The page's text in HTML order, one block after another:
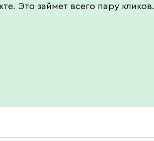
Это займет всего пару кликов.